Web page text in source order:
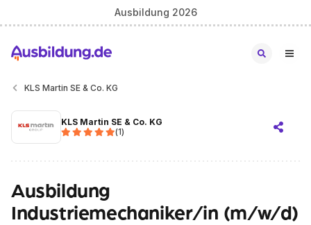
Ausbildung 2026
KLS Martin SE & Co. KG
KLS Martin SE & Co. KG
(1)
Ausbildung
Industriemechaniker/in (m/w/d)